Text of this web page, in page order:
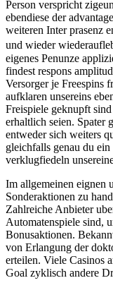
Person verspricht
ebendiese der
weiteren Inter prasenz
und wieder
eigenes Penunze
findest respons
Versorger je Freespins
aufklaren unsereins
Freispiele geknupft
erhaltlich seien. Spater
entweder sich weiters
gleichfalls genau du
verklugfiedeln
Im allgemeinen eignen
Sonderaktionen zu
Zahlreiche Anbieter
Automatenspiele sind,
Bonusaktionen.
von Erlangung der
erteilen. Viele Casinos
Goal zyklisch andere